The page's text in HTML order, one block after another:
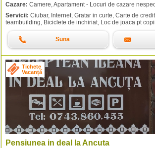
Cazare: Camere, Apartament - Locuri de cazare
Servicii: Ciubar, Internet, Gratar in curte, Carte de
teambuilding, Biciclete de inchiriat, Loc de joaca pt
Suna
Tichete
Vacanță
Pensiunea in deal la Ancuta